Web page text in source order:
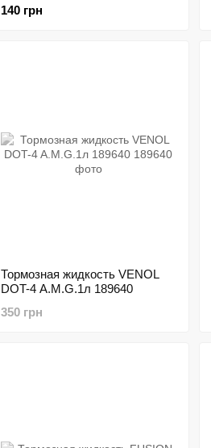
140 грн
Тормозная жидкость VENOL
DOT-4 A.M.G.1л 189640
350 грн